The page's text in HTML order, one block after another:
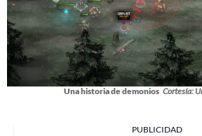
Una historia de demonios Cortesía:
PUBLICIDAD